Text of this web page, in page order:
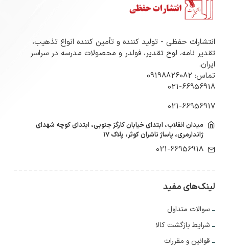
انتشارات حفظی - تولید کننده و تأمین کننده انواع تذهیب،
تقدیر نامه، لوح تقدیر، فولدر و محصولات مدرسه در سراسر
ایران.
تماس: 09198826082
021-66956918
021-66956917
میدان انقلاب، ابتدای خیابان کارگز جنوبی، ابتدای کوچه شهدای
ژاندارمری، پاساژ ناشران کوثر، پلاک ۱۷
021-66956918
لینک‌های مفید
سوالات متداول
شرایط بازگشت کالا
قوانین و مقررات